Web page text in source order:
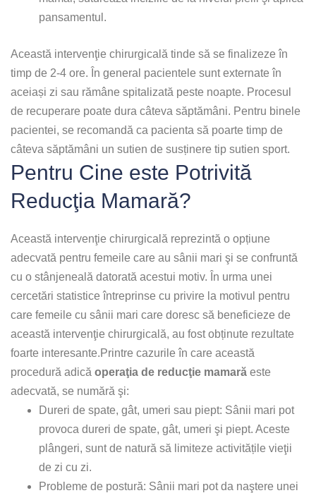
pansamentul.
Această intervenţie chirurgicală tinde să se finalizeze în
timp de 2-4 ore. În general pacientele sunt externate în
aceiași zi sau rămâne spitalizată peste noapte. Procesul
de recuperare poate dura câteva săptămâni. Pentru binele
pacientei, se recomandă ca pacienta să poarte timp de
câteva săptămâni un sutien de susținere tip sutien sport.
Pentru Cine este Potrivită
Reducţia Mamară?
Această intervenţie chirurgicală reprezintă o opțiune
adecvată pentru femeile care au sânii mari şi se confruntă
cu o stânjeneală datorată acestui motiv. În urma unei
cercetări statistice întreprinse cu privire la motivul pentru
care femeile cu sânii mari care doresc să beneficieze de
această intervenţie chirurgicală, au fost obținute rezultate
foarte interesante.Printre cazurile în care această
procedură adică operaţia de reducţie mamară este
adecvată, se numără şi:
Dureri de spate, gât, umeri sau piept: Sânii mari pot
provoca dureri de spate, gât, umeri şi piept. Aceste
plângeri, sunt de natură să limiteze activitățile vieţii
de zi cu zi.
Probleme de postură: Sânii mari pot da naştere unei